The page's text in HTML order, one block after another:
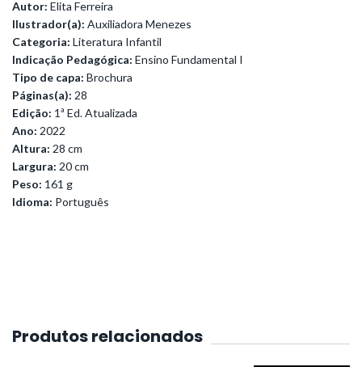
Autor: Elita Ferreira
Ilustrador(a): Auxiliadora Menezes
Categoria: Literatura Infantil
Indicação Pedagógica: Ensino Fundamental I
Tipo de capa: Brochura
Páginas(a): 28
Edição: 1ª Ed. Atualizada
Ano: 2022
Altura: 28 cm
Largura: 20 cm
Peso: 161 g
Idioma: Português
Produtos relacionados